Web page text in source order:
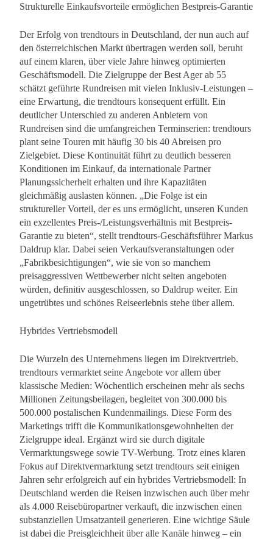
Strukturelle Einkaufsvorteile ermöglichen Bestpreis-Garantie
Der Erfolg von trendtours in Deutschland, der nun auch auf
den österreichischen Markt übertragen werden soll, beruht
auf einem klaren, über viele Jahre hinweg optimierten
Geschäftsmodell. Die Zielgruppe der Best Ager ab 55
schätzt geführte Rundreisen mit vielen Inklusiv-Leistungen –
eine Erwartung, die trendtours konsequent erfüllt. Ein
deutlicher Unterschied zu anderen Anbietern von
Rundreisen sind die umfangreichen Terminserien: trendtours
plant seine Touren mit häufig 30 bis 40 Abreisen pro
Zielgebiet. Diese Kontinuität führt zu deutlich besseren
Konditionen im Einkauf, da internationale Partner
Planungssicherheit erhalten und ihre Kapazitäten
gleichmäßig auslasten können. „Die Folge ist ein
struktureller Vorteil, der es uns ermöglicht, unseren Kunden
ein exzellentes Preis-/Leistungsverhältnis mit Bestpreis-
Garantie zu bieten“, stellt trendtours-Geschäftsführer Markus
Daldrup klar. Dabei seien Verkaufsveranstaltungen oder
„Fabrikbesichtigungen“, wie sie von so manchem
preisaggressiven Wettbewerber nicht selten angeboten
würden, definitiv ausgeschlossen, so Daldrup weiter. Ein
ungetrübtes und schönes Reiseerlebnis stehe über allem.
Hybrides Vertriebsmodell
Die Wurzeln des Unternehmens liegen im Direktvertrieb.
trendtours vermarktet seine Angebote vor allem über
klassische Medien: Wöchentlich erscheinen mehr als sechs
Millionen Zeitungsbeilagen, begleitet von 300.000 bis
500.000 postalischen Kundenmailings. Diese Form des
Marketings trifft die Kommunikationsgewohnheiten der
Zielgruppe ideal. Ergänzt wird sie durch digitale
Vermarktungswege sowie TV-Werbung. Trotz eines klaren
Fokus auf Direktvermarktung setzt trendtours seit einigen
Jahren sehr erfolgreich auf ein hybrides Vertriebsmodell: In
Deutschland werden die Reisen inzwischen auch über mehr
als 4.000 Reisebüropartner verkauft, die inzwischen einen
substanziellen Umsatzanteil generieren. Eine wichtige Säule
ist dabei die Preisgleichheit über alle Kanäle hinweg – ein